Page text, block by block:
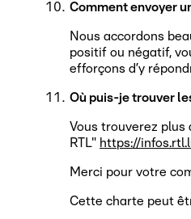
Comment envoyer
Nous accordons
positif ou négatif,
efforçons d’y
Où puis-je trouver
Vous trouverez plus
RTL" https://
Merci pour votre
Cette charte peut